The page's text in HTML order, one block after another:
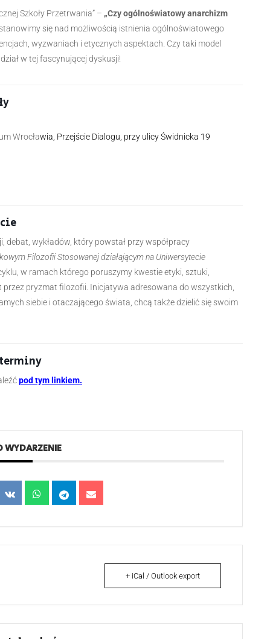
Szkoły Przetrwania” – „Czy ogólnoświatowy anarchizm
się nad możliwością istnienia ogólnoświatowego
wyzwaniach i etycznych aspektach. Czy taki model
w tej fascynującej dyskusji!
Wrocławia, Przejście Dialogu, przy ulicy Świdnicka 19
debat, wykładów, który powstał przy współpracy
Filozofii Stosowanej działającym na Uniwersytecie
w ramach którego poruszymy kwestie etyki, sztuki,
pryzmat filozofii. Inicjatywa adresowana do wszystkich,
siebie i otaczającego świata, chcą także dzielić się swoim
erminy
pod tym linkiem.
WYDARZENIE
+ iCal / Outlook export